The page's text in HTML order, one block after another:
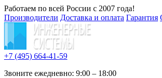
Работаем по всей России с 2007 года!
Производители Доставка и оплата Гарантия
+7 (495) 664-41-59
Звоните ежедневно: 9:00 – 18:00